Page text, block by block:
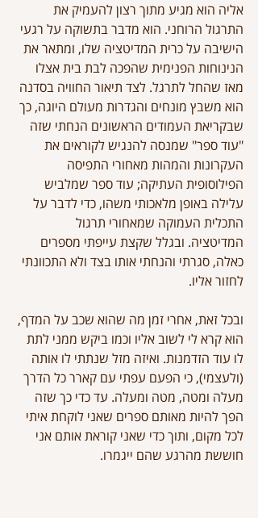
אליה הוא מגיע מתוך רצון להעמיק את
התרגול הרוחני. הוא מדבר בתשוקה על רגעי
הישיבה על כרית המדיטציה שלו, ומתאר את
הנינוחות הפנימית שהפכה לבת בית אצלו
מאז שהחל לתרגל. לצד תיאור החוויה בסדנה
הוא משבץ מונחים והגדרות מעולם היוגה, כך
שבקריאת העמודים הראשונים הנחתי שזה
"עוד ספר" שמנסה להנגיש לקוראים את
העקרונות והמהות מאחורי התפיסה
הפילוסופית העתיקה; עוד ספר שמלביש
עלילה באופן מלאכותי משהו, כדי לדבר על
התכלית העמוקה שמאחורי תרגול
המדיטציה. ובגלל שקצת עייפתי מספרים
כאלה, סגרתי והנחתי אותו בצד ולא התכוונתי
לחזור אליו.
ובכל זאת, אחרי זמן מה שהוא שכב על המדף,
הוא קרא לי לשוב אליו וכמו ביקש ממני לתת
לו עוד הזדמנות. ואיזה מזל שנתתי לו אותה
(ולעצמי), כי הפעם עפתי עם קארר כל הדרך
מעלה ומטה, מטה ומעלה. עד כדי כך שזה
הפך להיות מאותם ספרים שאני לוקחת איתי
לכל מקום, ותוך כדי שאני קוראת אותם אני
חוששת מהרגע שהם ייגמרו.